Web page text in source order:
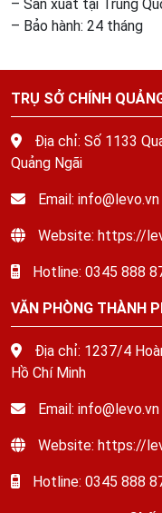
– Sản xuất tại Trung
– Bảo hành: 24 tháng
TRỤ SỞ CHÍNH
Địa chỉ: Số 1133
Quảng Ngãi
Email: info@levo.vn
Website: https://
Hotline: 0345 888
VĂN PHÒNG THÀNH
Địa chỉ: 1237/4
Hồ Chí Minh
Email: info@levo.vn
Website: https://
Hotline: 0345 888